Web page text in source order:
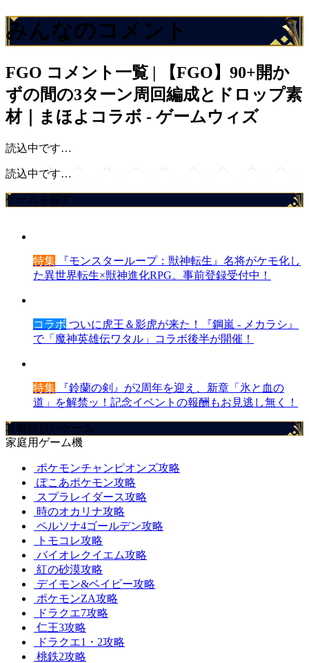
みんなのコメント
FGO コメント一覧 | 【FGO】90+開か
ずの間の3ターン周回編成とドロップ素
材｜まほよコラボ - ゲームウィズ
読込中です…
読込中です…
ゲームを探す
特集 『モンスターループ：獣神転生』名将がケモ化し
た異世界転生×獣神進化RPG。事前登録受付中！
コラボ ついに虎王＆影虎が来た！『鋼嵐 - メカラシ』
で「魔神英雄伝ワタル」コラボ後半が開催！
特集 『鈴蘭の剣』が2周年を迎え、新章「氷と血の
道」を解禁ッ！記念イベントの報酬もお見逃し無く！
攻略取扱いゲーム
家庭用ゲーム機
ポケモンチャンピオンズ攻略
ぽこあポケモン攻略
スプラレイダース攻略
時のオカリナ攻略
ペルソナ4ゴールデン攻略
トモコレ攻略
バイオレクイエム攻略
紅の砂漠攻略
デイモン&ベイビー攻略
ポケモンZA攻略
ドラクエ7攻略
仁王3攻略
ドラクエ1・2攻略
桃鉄2攻略